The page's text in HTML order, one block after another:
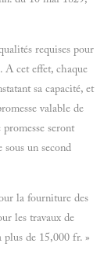
requises pour
A cet effet, chaque
sa capacité, et
valable de
seront
un second
la fourniture des
les travaux de
plus de 15,000 fr. »